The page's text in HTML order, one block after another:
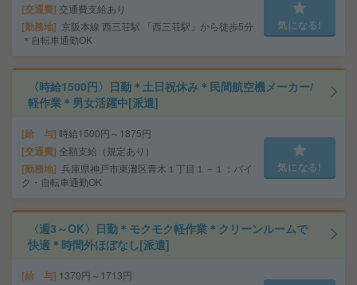
交通費 交通費支給あり
勤務地
京阪本線 西三荘駅 「西三荘駅」から徒歩5分
＊自転車通勤OK
気になる!
〈時給1500円〉日勤＊土日祝休み＊民間航空機メーカー/
軽作業＊男女活躍中[派遣]
給 与 時給1500円～1875円
交通費 全額支給（規定あり）
勤務地 兵庫県神戸市東灘区青木１丁目１－１：バイ
ク・自転車通勤OK
気になる!
〈週3～OK〉日勤＊モクモク軽作業＊クリーンルームで
快適＊時間外ほぼなし[派遣]
給 与 1370円～1713円